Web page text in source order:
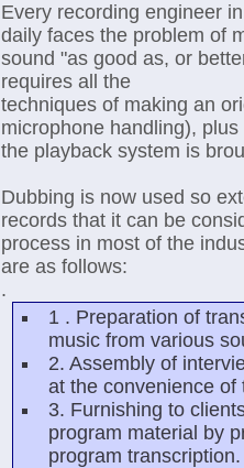
Every recording engineer
daily faces the problem of
sound "as good as, or
requires all the
techniques of making an
microphone handling),
the playback system is
Dubbing is now used so
records that it can be
process in most of the
are as follows:
.
1 . Preparation of
music from various
2. Assembly of
at the convenience of
3. Furnishing to
program material by
program transcription.